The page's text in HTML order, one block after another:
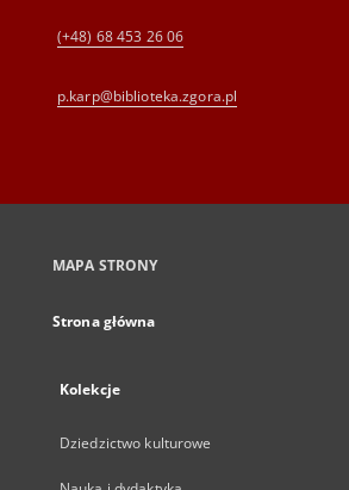
(+48) 68 453 26 06
p.karp@biblioteka.zgora.pl
MAPA STRONY
Strona główna
Kolekcje
Dziedzictwo kulturowe